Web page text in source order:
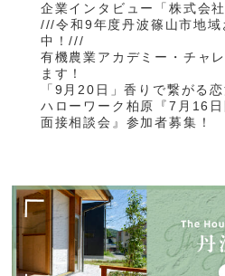
企業インタビュー「株式会
///令和9年度丹波篠山市地域
中！///
有機農業アカデミー・チャ
ます！
「9月20日」香りで繋がる
ハローワーク柏原『7月16
面接相談会』参加者募集！